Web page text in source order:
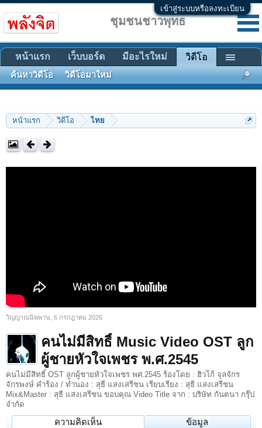
เข้าสู่ระบบหรือลงทะเบียน
หน้าแรก วิดีโอ ไทย
วิญญาณนิพพาน 6 กรกฎาคม 2026
คนไม่มีสิทธิ์ Music Video OST ลูก
ผู้ชายหัวใจเพชร พ.ศ.2545
คนไม่มีสิทธิ์ OST ลูกผู้ชายหัวใจเพชร พศ.2545 ร้องโดย : ฮิวโก้ จุลจักร
จักรพงษ์ คำร้อง / ทำนอง : สุธี แสงเสรีชน เรียบเรียง : สุธี แสงเสรีชน
Mix&Master : สุธี แสงเสรีชน ขอบคุณ Video Title จาก : บริษัท กันตนา กรุ๊ป
จำกัด
ความคิดเห็น ข้อมูล
ชุมชนชาวพุทธ
หน้าแรก เว็บบอร์ด มีอะไรใหม่ วิดีโอ
ค้นหาวิดีโอ วิดีโอมาใหม่